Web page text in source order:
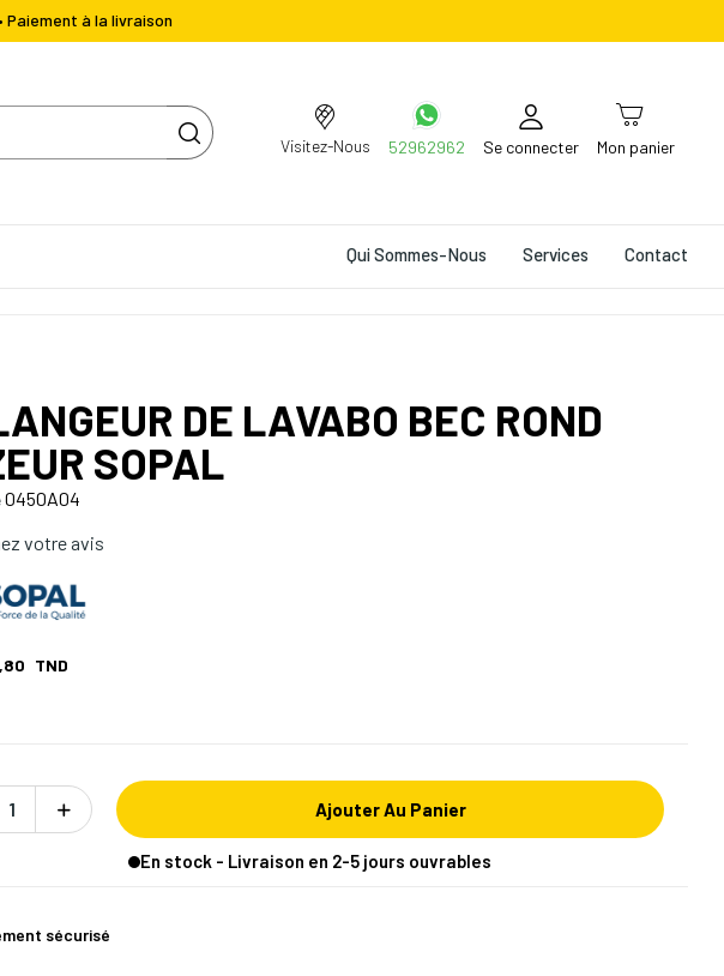
Paiement à la livraison
Visitez-Nous 52962962 Se connecter Mon panier
Qui Sommes-Nous Services Contact
DE LAVABO BEC ROND
SOPAL
0450A04
votre avis
,80 TND
Ajouter Au Panier
En stock - Livraison en 2-5 jours ouvrables
sécurisé